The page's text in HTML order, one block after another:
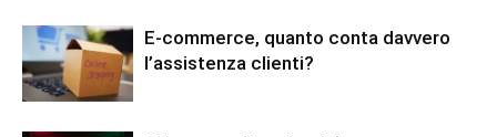
E-commerce, quanto conta davvero
l’assistenza clienti?